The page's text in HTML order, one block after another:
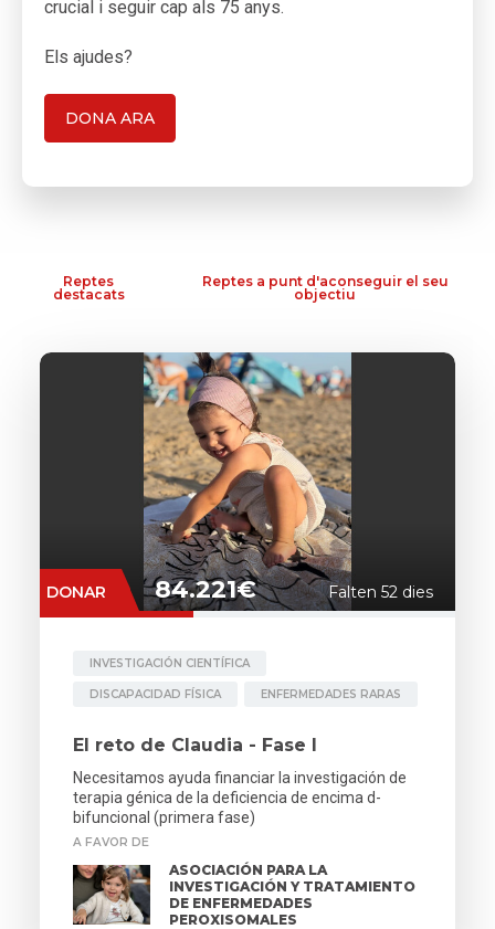
crucial i seguir cap als 75 anys.
Els ajudes?
DONA ARA
Reptes
destacats
Reptes a punt d'aconseguir el seu
objectiu
DONAR 84.221€ Falten 52 dies
INVESTIGACIÓN CIENTÍFICA
DISCAPACIDAD FÍSICA ENFERMEDADES RARAS
El reto de Claudia - Fase I
Necesitamos ayuda financiar la investigación de
terapia génica de la deficiencia de encima d-
bifuncional (primera fase)
A FAVOR DE
ASOCIACIÓN PARA LA
INVESTIGACIÓN Y TRATAMIENTO
DE ENFERMEDADES
PEROXISOMALES